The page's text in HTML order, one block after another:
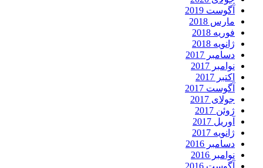
آگوست 2019
مارس 2018
فوریه 2018
ژانویه 2018
دسامبر 2017
نوامبر 2017
اکتبر 2017
آگوست 2017
جولای 2017
ژوئن 2017
آوریل 2017
ژانویه 2017
دسامبر 2016
نوامبر 2016